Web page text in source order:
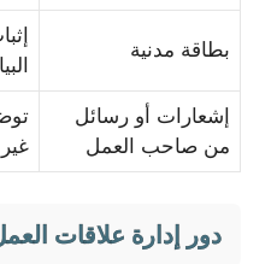
بطاقة مدنية
إشعارات أو رسائل
من صاحب العمل
دور إدارة علاقات